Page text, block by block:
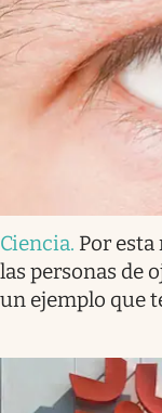
Ciencia. Por esta
las personas de
un ejemplo que